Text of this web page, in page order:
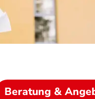
Beratung &